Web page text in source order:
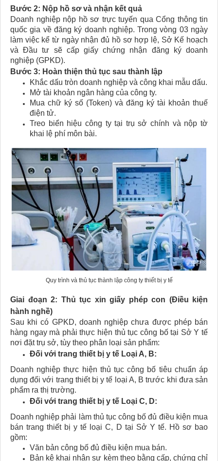
Bước 2: Nộp hồ sơ và nhận kết quả
Doanh nghiệp nộp hồ sơ trực tuyến qua Cổng thông tin
quốc gia về đăng ký doanh nghiệp. Trong vòng 03 ngày
làm việc kể từ ngày nhận đủ hồ sơ hợp lệ, Sở Kế hoạch
và Đầu tư sẽ cấp giấy chứng nhận đăng ký doanh
nghiệp (GPKD).
Bước 3: Hoàn thiện thủ tục sau thành lập
Khắc dấu tròn doanh nghiệp và công khai mẫu dấu.
Mở tài khoản ngân hàng của công ty.
Mua chữ ký số (Token) và đăng ký tài khoản thuế
điện tử.
Treo biển hiệu công ty tại trụ sở chính và nộp tờ
khai lệ phí môn bài.
Quy trình và thủ tục thành lập công ty thiết bị y tế
Giai đoạn 2: Thủ tục xin giấy phép con (Điều kiện
hành nghề)
Sau khi có GPKD, doanh nghiệp chưa được phép bán
hàng ngay mà phải thực hiện thủ tục công bố tại Sở Y tế
nơi đặt trụ sở, tùy theo phân loại sản phẩm:
Đối với trang thiết bị y tế Loại A, B:
Doanh nghiệp thực hiện thủ tục công bố tiêu chuẩn áp
dụng đối với trang thiết bị y tế loại A, B trước khi đưa sản
phẩm ra thị trường.
Đối với trang thiết bị y tế Loại C, D:
Doanh nghiệp phải làm thủ tục công bố đủ điều kiện mua
bán trang thiết bị y tế loại C, D tại Sở Y tế. Hồ sơ bao
gồm:
Văn bản công bố đủ điều kiện mua bán.
Bản kê khai nhân sự kèm theo bằng cấp, chứng chỉ